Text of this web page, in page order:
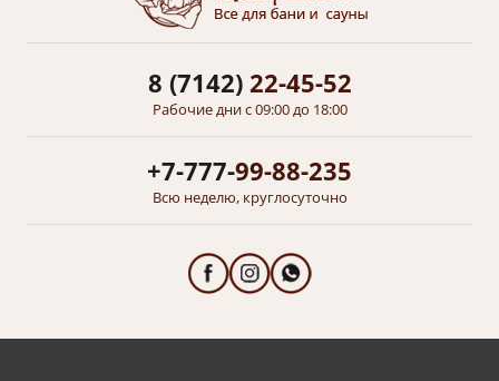
8 (7142)22-45-52
Рабочие дни с 09:00 до 18:00
+7-777-99-88-235
Всю неделю, круглосуточно